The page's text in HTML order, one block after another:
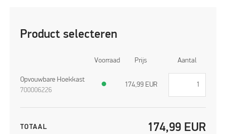
Product selecteren
Voorraad Prijs Aantal
Opvouwbare Hoekkast
700006226
● 174,99 EUR
TOTAAL 174,99 EUR